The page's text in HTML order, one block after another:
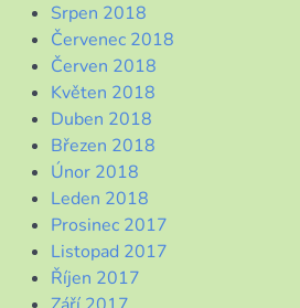
Srpen 2018
Červenec 2018
Červen 2018
Květen 2018
Duben 2018
Březen 2018
Únor 2018
Leden 2018
Prosinec 2017
Listopad 2017
Říjen 2017